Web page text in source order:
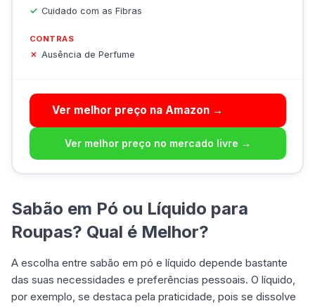
Cuidado com as Fibras
CONTRAS
Ausência de Perfume
Ver melhor preço na Amazon →
Ver melhor preço no mercado livre →
Sabão em Pó ou Líquido para
Roupas? Qual é Melhor?
A escolha entre sabão em pó e líquido depende bastante
das suas necessidades e preferências pessoais. O líquido,
por exemplo, se destaca pela praticidade, pois se dissolve